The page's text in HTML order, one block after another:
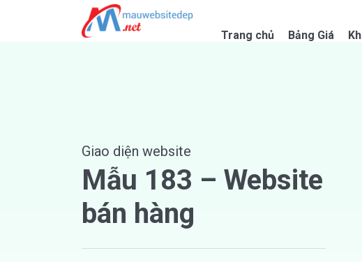
Trang chủ Bảng Giá
Giao diện website
Mẫu 183 – Website
bán hàng